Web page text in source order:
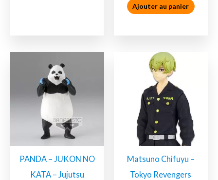
Ajouter au panier
PANDA – JUKON NO
KATA – Jujutsu
Matsuno Chifuyu –
Tokyo Revengers